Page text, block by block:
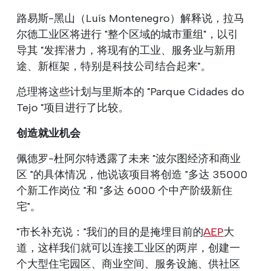
路易斯-黑山（Luís Montenegro）解释说，拉马
尔德工业区将进行 "整个区域的城市重组"，以引
导其 "发挥潜力，将现有的工业、服务业与新用
途、新框架，特别是科技公司结合起来"。
总理将这些计划与里斯本的 "Parque Cidades do
Tejo "项目进行了比较。
创造就业机会
佩德罗-杜阿尔特透露了未来 "波尔图经济和商业
区 "的具体情况，他说该项目将创造 "多达 35000
个新工作岗位 "和 "多达 6000 个中产阶级新住
宅"。
"市长补充说："我们的目的是掩埋目前的AEP大
道，这样我们就可以连接工业区的两岸，创建一
个大型住宅园区、商业空间、服务设施、供社区